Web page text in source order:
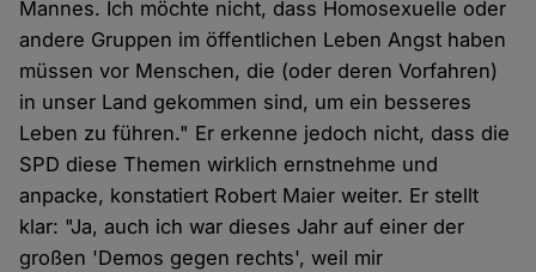
Mannes. Ich möchte nicht, dass Homosexuelle oder
andere Gruppen im öffentlichen Leben Angst haben
müssen vor Menschen, die (oder deren Vorfahren)
in unser Land gekommen sind, um ein besseres
Leben zu führen." Er erkenne jedoch nicht, dass die
SPD diese Themen wirklich ernstnehme und
anpacke, konstatiert Robert Maier weiter. Er stellt
klar: "Ja, auch ich war dieses Jahr auf einer der
großen 'Demos gegen rechts', weil mir